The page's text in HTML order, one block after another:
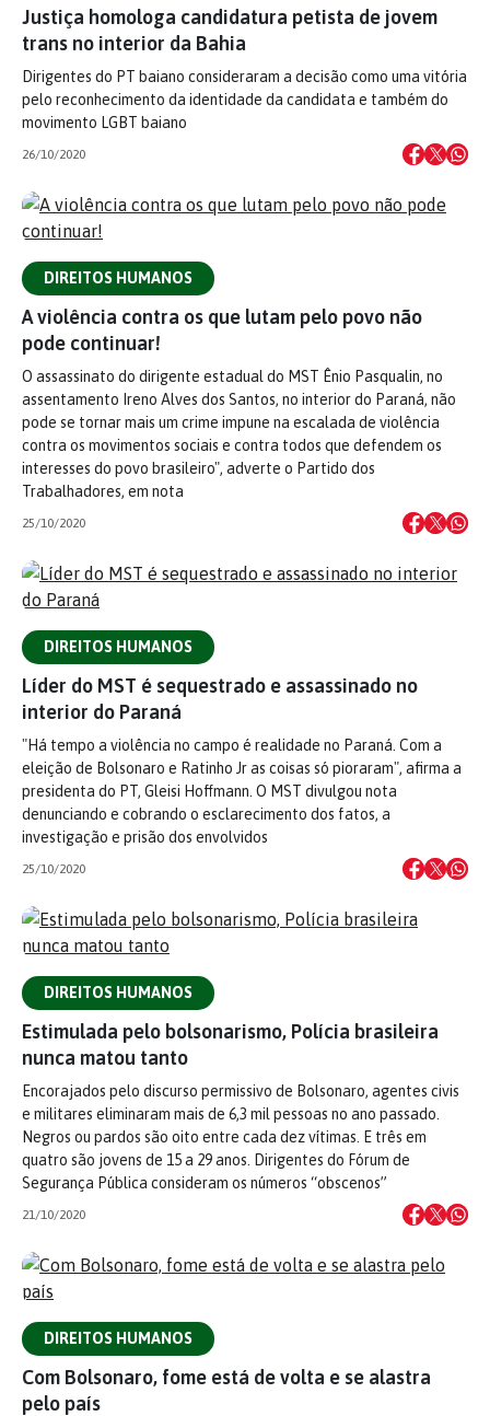
Justiça homologa candidatura petista de jovem
trans no interior da Bahia
Dirigentes do PT baiano consideraram a decisão como uma vitória
pelo reconhecimento da identidade da candidata e também do
movimento LGBT baiano
26/10/2020
DIREITOS HUMANOS
A violência contra os que lutam pelo povo não
pode continuar!
O assassinato do dirigente estadual do MST Ênio Pasqualin, no
assentamento Ireno Alves dos Santos, no interior do Paraná, não
pode se tornar mais um crime impune na escalada de violência
contra os movimentos sociais e contra todos que defendem os
interesses do povo brasileiro", adverte o Partido dos
Trabalhadores, em nota
25/10/2020
DIREITOS HUMANOS
Líder do MST é sequestrado e assassinado no
interior do Paraná
"Há tempo a violência no campo é realidade no Paraná. Com a
eleição de Bolsonaro e Ratinho Jr as coisas só pioraram", afirma a
presidenta do PT, Gleisi Hoffmann. O MST divulgou nota
denunciando e cobrando o esclarecimento dos fatos, a
investigação e prisão dos envolvidos
25/10/2020
DIREITOS HUMANOS
Estimulada pelo bolsonarismo, Polícia brasileira
nunca matou tanto
Encorajados pelo discurso permissivo de Bolsonaro, agentes civis
e militares eliminaram mais de 6,3 mil pessoas no ano passado.
Negros ou pardos são oito entre cada dez vítimas. E três em
quatro são jovens de 15 a 29 anos. Dirigentes do Fórum de
Segurança Pública consideram os números “obscenos”
21/10/2020
DIREITOS HUMANOS
Com Bolsonaro, fome está de volta e se alastra
pelo país